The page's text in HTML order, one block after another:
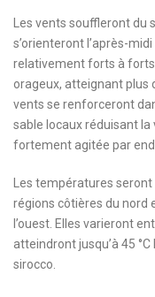
Les vents souffleront du
s’orienteront l’après-
relativement forts à forts
orageux, atteignant plus
vents se renforceront
sable locaux réduisant
fortement agitée par
Les températures seront
régions côtières du nord
l’ouest. Elles varieront
atteindront jusqu’à 45
sirocco.